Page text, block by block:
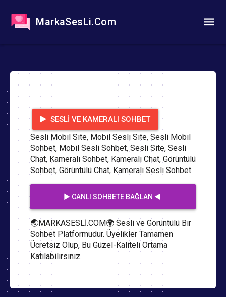
MarkaSesLi.Com
SESLI VE KAMERALI SOHBET
Sesli Mobil Site, Mobil Sesli Site, Sesli Mobil
Sohbet, Mobil Sesli Sohbet, Sesli Site, Sesli
Chat, Kameralı Sohbet, Kameralı Chat, Görüntülü
Sohbet, Görüntülü Chat, Kameralı Sesli Sohbet
▶️ CANLI SOHBETE BAĞLAN ◀️
🌏MARKASESLİ.COM🌍 Sesli ve Görüntülü Bir
Sohbet Platformudur. Üyelikler Tamamen
Ücretsiz Olup, Bu Güzel-Kaliteli Ortama
Katılabilirsiniz.